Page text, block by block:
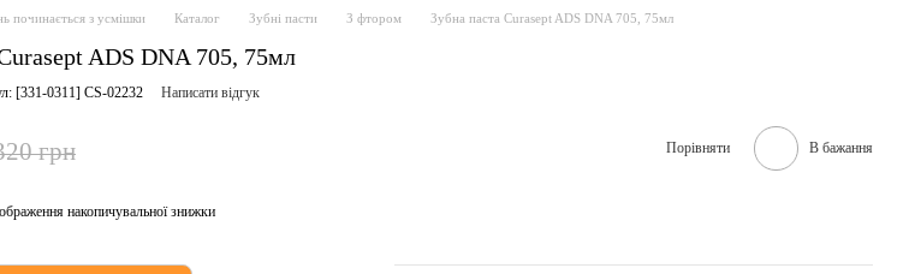
починається з усмішки Каталог Зубні пасти З фтором Зубна паста Curasept ADS DNA 705, 75мл
ADS DNA 705, 75мл
[331-0311] CS-02232 Написати відгук
грн Порівняти В бажання
накопичувальної знижки